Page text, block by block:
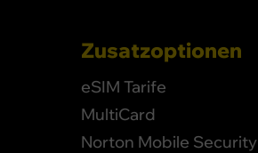
Zusatzoptionen
eSIM Tarife
MultiCard
Norton Mobile Security